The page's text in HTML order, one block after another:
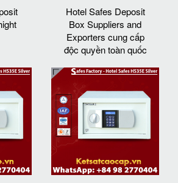
Hotel Safes Deposit
Box Suppliers and
Exporters cung cấp
độc quyền toàn quốc